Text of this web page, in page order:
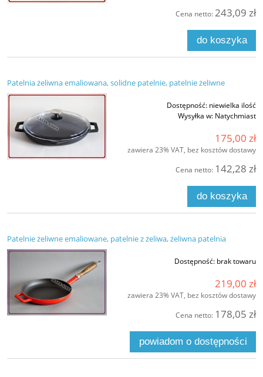
Cena netto:243,09 zł
do koszyka
Patelnia żeliwna emaliowana, solidne patelnie, patelnie żeliwne
Dostępność: niewielka ilość
Wysyłka w: Natychmiast
175,00 zł
zawiera 23% VAT, bez kosztów dostawy
Cena netto: 142,28 zł
do koszyka
Patelnie żeliwne emaliowane, patelnie z żeliwa, żeliwna patelnia
Dostępność: brak towaru
219,00 zł
zawiera 23% VAT, bez kosztów dostawy
Cena netto: 178,05 zł
powiadom o dostępności